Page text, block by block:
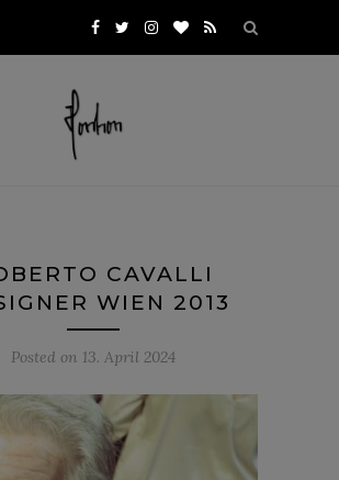
CAVALLI
WIEN 2013
Posted on 13. April 2024